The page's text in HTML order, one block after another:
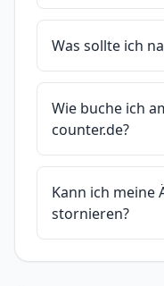
Was sollte ich
Wie buche ich
counter.de?
Kann ich meine
stornieren?